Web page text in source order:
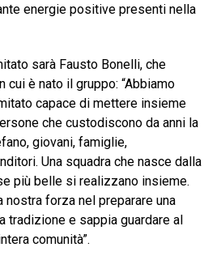
energie positive presenti nella
sarà Fausto Bonelli, che
è nato il gruppo: “Abbiamo
capace di mettere insieme
che custodiscono da anni la
giovani, famiglie,
Una squadra che nasce dalla
più belle si realizzano insieme.
nostra forza nel preparare una
tradizione e sappia guardare al
comunità”.